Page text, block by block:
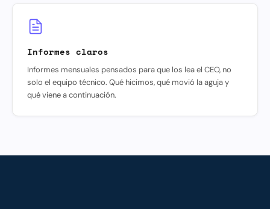
Informes claros
Informes mensuales pensados para que los lea el CEO, no
solo el equipo técnico. Qué hicimos, qué movió la aguja y
qué viene a continuación.